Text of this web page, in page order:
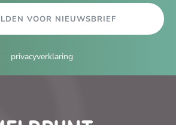
VOOR NIEUWSBRIEF
privacyverklaring